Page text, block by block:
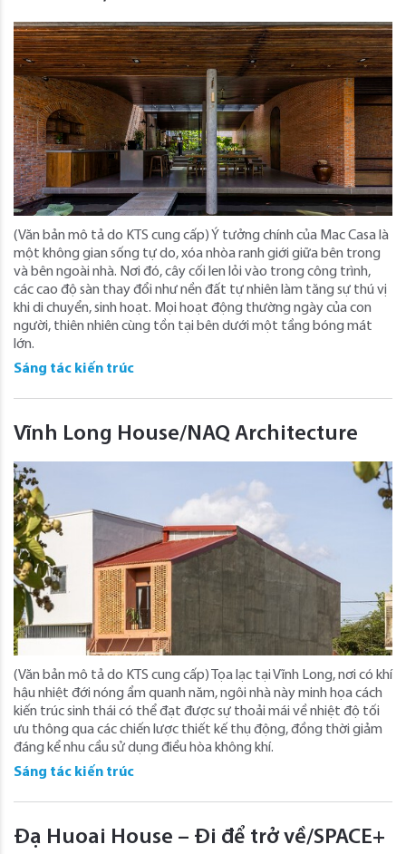
(Văn bản mô tả do KTS cung cấp) Ý tưởng chính của Mac Casa là
một không gian sống tự do, xóa nhòa ranh giới giữa bên trong
và bên ngoài nhà. Nơi đó, cây cối len lỏi vào trong công trình,
các cao độ sàn thay đổi như nền đất tự nhiên làm tăng sự thú vị
khi di chuyển, sinh hoạt. Mọi hoạt động thường ngày của con
người, thiên nhiên cùng tồn tại bên dưới một tầng bóng mát
lớn.
Sáng tác kiến trúc
Vĩnh Long House/NAQ Architecture
(Văn bản mô tả do KTS cung cấp) Tọa lạc tại Vĩnh Long, nơi có khí
hậu nhiệt đới nóng ẩm quanh năm, ngôi nhà này minh họa cách
kiến ​​trúc sinh thái có thể đạt được sự thoải mái về nhiệt độ tối
ưu thông qua các chiến lược thiết kế thụ động, đồng thời giảm
đáng kể nhu cầu sử dụng điều hòa không khí.
Sáng tác kiến trúc
Đạ Huoai House – Đi để trở về/SPACE+